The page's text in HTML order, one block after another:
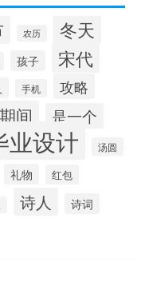
农历 冬天
孩子 宋代
手机 攻略
间 是一个
业设计 汤圆
礼物 红包
诗人 诗词